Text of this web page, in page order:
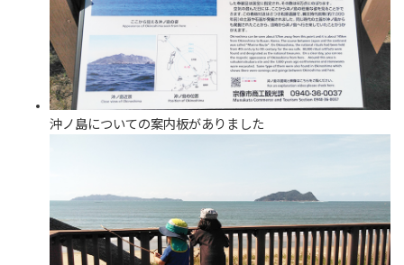
沖ノ島についての案内板がありました